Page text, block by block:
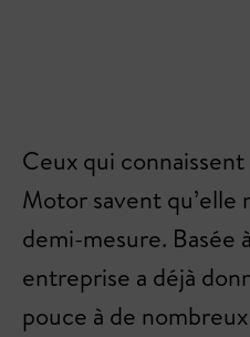
Ceux qui
Motor savent qu’elle
demi-mesure. Basée
entreprise a déjà
pouce à de